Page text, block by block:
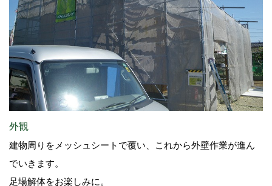
外観
建物周りをメッシュシートで覆い、これから外壁作業が進ん
でいきます。
足場解体をお楽しみに。